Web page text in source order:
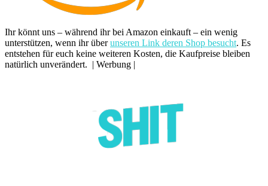
Ihr könnt uns – während ihr bei Amazon einkauft – ein wenig
unterstützen, wenn ihr überunseren Link deren Shop besucht. Es
entstehen für euch keine weiteren Kosten, die Kaufpreise bleiben
natürlich unverändert. | Werbung |